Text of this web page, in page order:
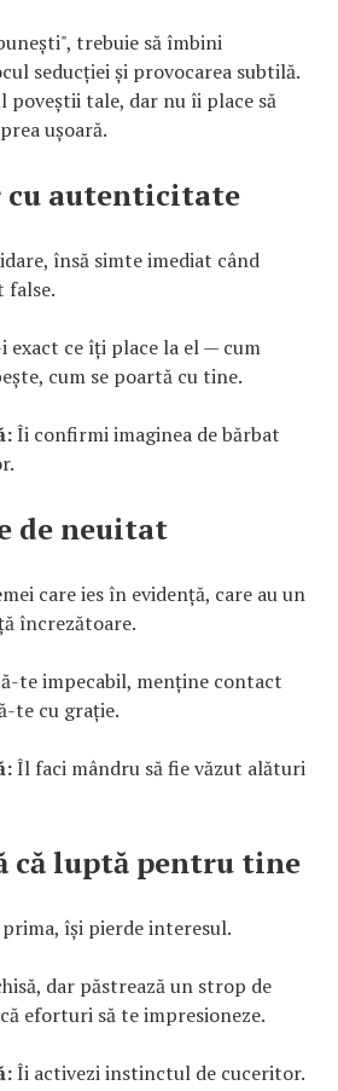
trebuie să îmbini
seducției și provocarea subtilă.
poveștii tale, dar nu îi place să
ușoară.
cu autenticitate
însă simte imediat când
false.
exact ce îți place la el — cum
cum se poartă cu tine.
Îi confirmi imaginea de bărbat
de neuitat
care ies în evidență, care au un
încrezătoare.
te impecabil, menține contact
te cu grație.
Îl faci mândru să fie văzut alături
că luptă pentru tine
își pierde interesul.
dar păstrează un strop de
eforturi să te impresioneze.
Îi activezi instinctul de cuceritor.